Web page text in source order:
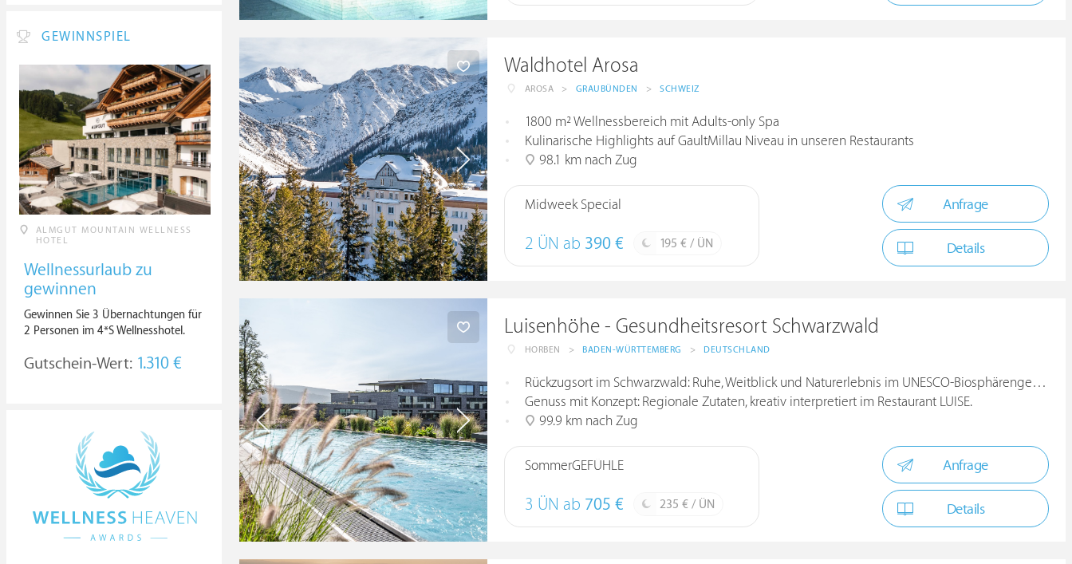
Waldhotel Arosa
AROSA > GRAUBÜNDEN > SCHWEIZ
1800 m² Wellnessbereich mit Adults-only Spa
Kulinarische Highlights auf GaultMillau Niveau in unseren Restaurants
98.1 km nach Zug
Midweek Special
2 ÜN ab 390 € 195 € / ÜN
Anfrage
Details
Luisenhöhe - Gesundheitsresort Schwarzwald
HORBEN > BADEN-WÜRTTEMBERG > DEUTSCHLAND
Rückzugsort im Schwarzwald: Ruhe, Weitblick und Naturerlebnis im UNESCO-Biosphärengebiet.
Genuss mit Konzept: Regionale Zutaten, kreativ interpretiert im Restaurant LUISE.
99.9 km nach Zug
SommerGEFÜHLE
3 ÜN ab 705 € 235 € / ÜN
Anfrage
Details
GEWINNSPIEL
ALMGUT MOUNTAIN WELLNESS
HOTEL
Wellnessurlaub zu
gewinnen
Gewinnen Sie 3 Übernachtungen für
2 Personen im 4*S Wellnesshotel.
Gutschein-Wert: 1.310 €